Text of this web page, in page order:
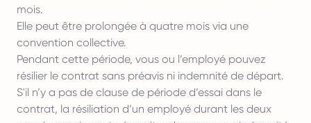
mois.
Elle peut être prolongée à quatre mois via une
convention collective.
Pendant cette période, vous ou l’employé pouvez
résilier le contrat sans préavis ni indemnité de départ.
S'il n’y a pas de clause de période d’essai dans le
contrat, la résiliation d’un employé durant les deux